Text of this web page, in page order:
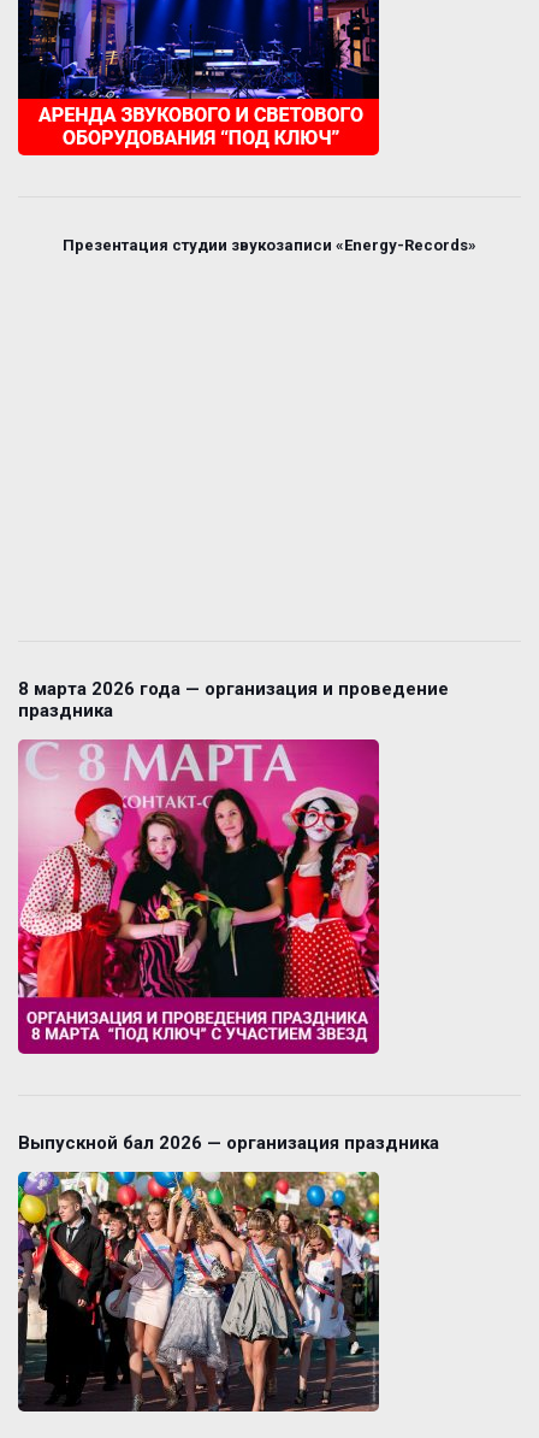
Презентация студии звукозаписи «Energy-Records»
8 марта 2026 года — организация и проведение
праздника
Выпускной бал 2026 — организация праздника